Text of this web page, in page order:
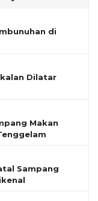
di
Dilatar
Makan
Sampang